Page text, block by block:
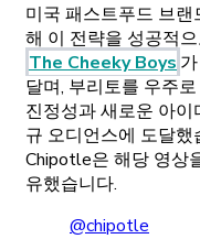
미국 패스트푸드 브
해 이 전략을 성공적
The Cheeky Boys
달며, 부리토를 우주
진정성과 새로운 아
규 오디언스에 도달
Chipotle은 해당 영상
유했습니다.
@chipotle